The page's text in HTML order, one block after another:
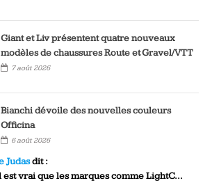
Giant et Liv présentent quatre nouveaux
modèles de chaussures Route et Gravel/VTT
7 août 2026
Bianchi dévoile des nouvelles couleurs
Officina
6 août 2026
Judasdit :
est vrai que les marques comme LightC...